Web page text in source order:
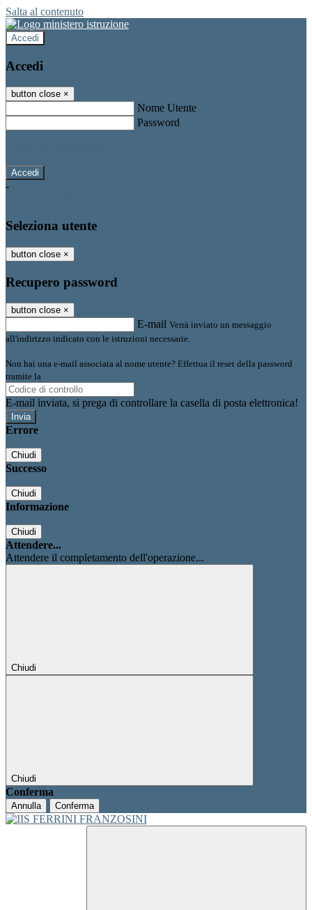
Salta al contenuto
Accedi
Accedi
button close ×
Nome Utente
Password
-
Seleziona utente
button close ×
Recupero password
button close ×
E-mail Verrà inviato un messaggio
all'indirizzo indicato con le istruzioni necessarie.
Non hai una e-mail associata al nome utente? Effettua il reset della password
tramite la
E-mail inviata, si prega di controllare la casella di posta elettronica!
Errore
Chiudi
Successo
Chiudi
Informazione
Chiudi
Attendere...
Attendere il completamento dell'operazione...
Chiudi
Chiudi
Conferma
Annulla Conferma